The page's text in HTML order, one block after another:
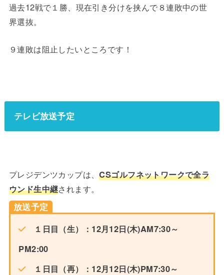
過去12戦で１勝、現在引き分けを挟んで８連敗中の世
界選抜。
９連敗は阻止したいところです！
テレビ放送予定
プレジデンツカップは、CSゴルフネットワークで全ラ
ウンド生中継されます。
放送予定
１日目（生）：12月12日(木)AM7:30～
PM2:00
１日目（再）：12月12日(木)PM7:30～